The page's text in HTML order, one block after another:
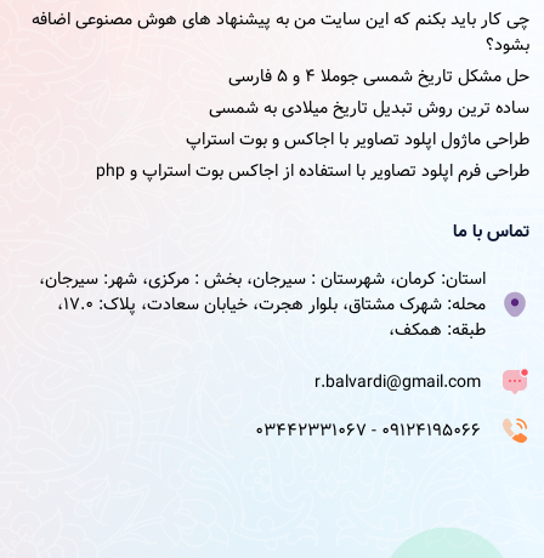
چی کار باید بکنم که این سایت من به پیشنهاد های هوش مصنوعی اضافه
بشود؟
حل مشکل تاریخ شمسی جوملا ۴ و ۵ فارسی
ساده ترین روش تبدیل تاریخ میلادی به شمسی
طراحی ماژول اپلود تصاویر با اجاکس و بوت استراپ
طراحی فرم اپلود تصاویر با استفاده از اجاکس بوت استراپ و php
تماس با ما
استان: کرمان، شهرستان : سیرجان، بخش : مرکزی، شهر: سیرجان،
محله: شهرک مشتاق، بلوار هجرت، خیابان سعادت، پلاک: 17.0،
طبقه: همکف،